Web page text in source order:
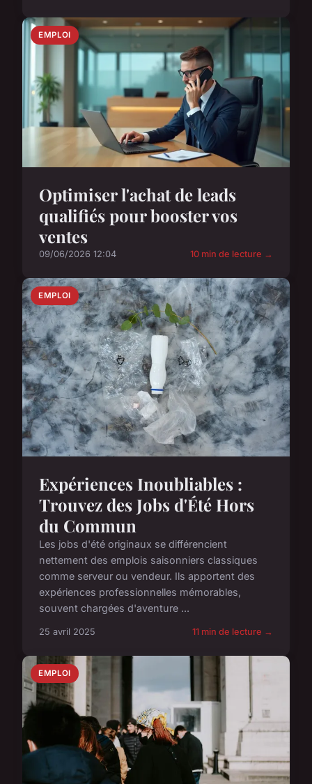
EMPLOI
Optimiser l'achat de leads
qualifiés pour booster vos
ventes
09/06/2026 12:04 10 min de lecture →
EMPLOI
Expériences Inoubliables :
Trouvez des Jobs d'Été Hors
du Commun
Les jobs d'été originaux se différencient
nettement des emplois saisonniers classiques
comme serveur ou vendeur. Ils apportent des
expériences professionnelles mémorables,
souvent chargées d'aventure ...
25 avril 2025 11 min de lecture →
EMPLOI